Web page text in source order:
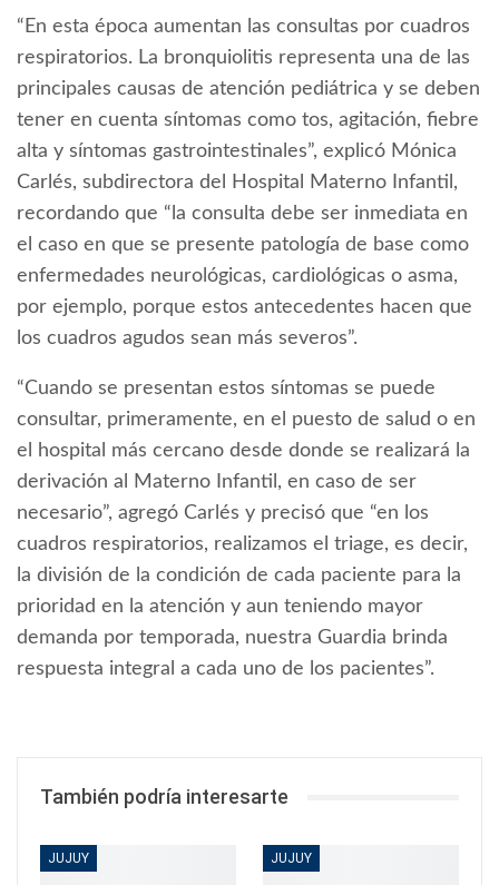
“En esta época aumentan las consultas por cuadros
respiratorios. La bronquiolitis representa una de las
principales causas de atención pediátrica y se deben
tener en cuenta síntomas como tos, agitación, fiebre
alta y síntomas gastrointestinales”, explicó Mónica
Carlés, subdirectora del Hospital Materno Infantil,
recordando que “la consulta debe ser inmediata en
el caso en que se presente patología de base como
enfermedades neurológicas, cardiológicas o asma,
por ejemplo, porque estos antecedentes hacen que
los cuadros agudos sean más severos”.
“Cuando se presentan estos síntomas se puede
consultar, primeramente, en el puesto de salud o en
el hospital más cercano desde donde se realizará la
derivación al Materno Infantil, en caso de ser
necesario”, agregó Carlés y precisó que “en los
cuadros respiratorios, realizamos el triage, es decir,
la división de la condición de cada paciente para la
prioridad en la atención y aun teniendo mayor
demanda por temporada, nuestra Guardia brinda
respuesta integral a cada uno de los pacientes”.
También podría interesarte
JUJUY JUJUY